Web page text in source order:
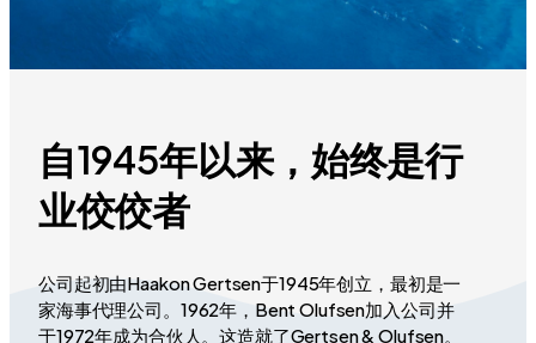
自1945年以来，始终是行
业佼佼者
公司起初由Haakon Gertsen于1945年创立，最初是一
家海事代理公司。1962年，Bent Olufsen加入公司并
于1972年成为合伙人。这造就了Gertsen & Olufsen。